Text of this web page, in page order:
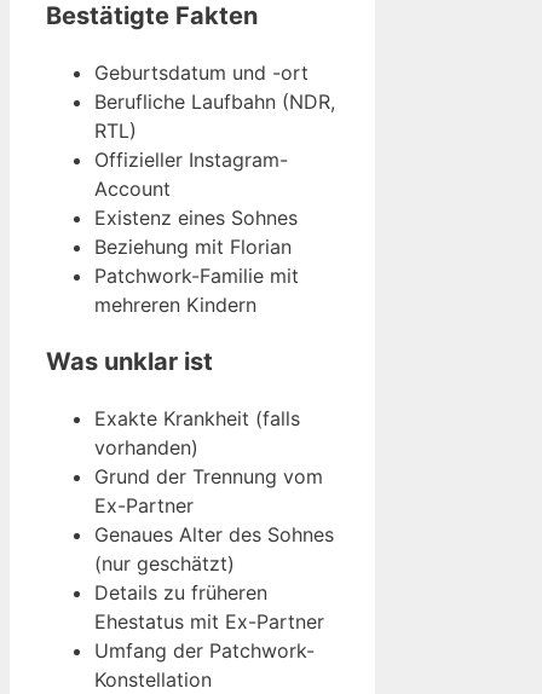
Bestätigte Fakten
Geburtsdatum und -ort
Berufliche Laufbahn (NDR,
RTL)
Offizieller Instagram-
Account
Existenz eines Sohnes
Beziehung mit Florian
Patchwork-Familie mit
mehreren Kindern
Was unklar ist
Exakte Krankheit (falls
vorhanden)
Grund der Trennung vom
Ex-Partner
Genaues Alter des Sohnes
(nur geschätzt)
Details zu früheren
Ehestatus mit Ex-Partner
Umfang der Patchwork-
Konstellation